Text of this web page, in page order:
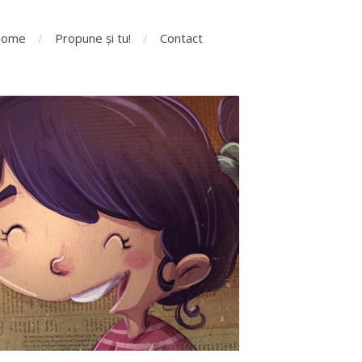
Propune și tu! Contact